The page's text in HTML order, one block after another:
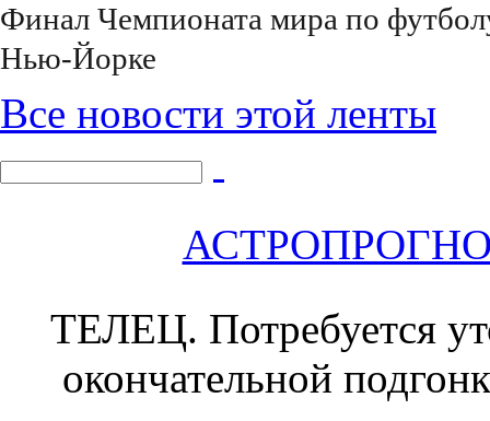
Финал Чемпионата мира по
Нью-Йорке
Все новости этой ленты
ТЕЛЕЦ. Потребуется
окончательной